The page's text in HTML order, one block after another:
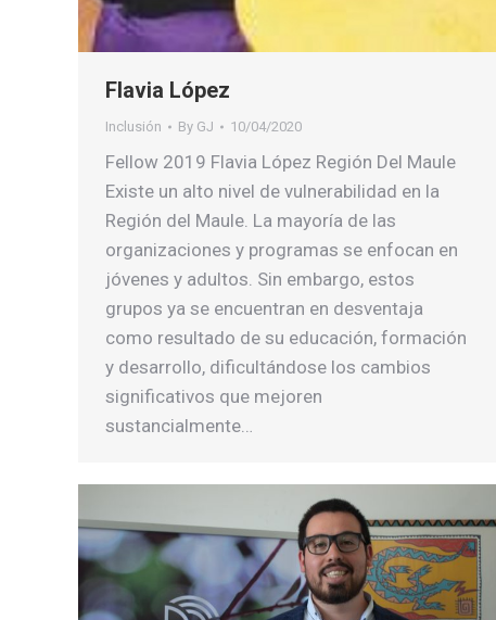
Flavia López
Inclusión By GJ 10/04/2020
Fellow 2019 Flavia López Región Del Maule
Existe un alto nivel de vulnerabilidad en la
Región del Maule. La mayoría de las
organizaciones y programas se enfocan en
jóvenes y adultos. Sin embargo, estos
grupos ya se encuentran en desventaja
como resultado de su educación, formación
y desarrollo, dificultándose los cambios
significativos que mejoren
sustancialmente…